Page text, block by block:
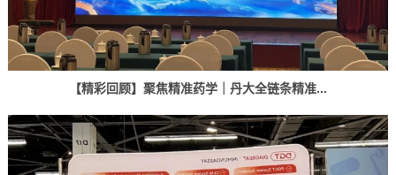
【精彩回顾】聚焦精准药学｜丹大全链条精准...